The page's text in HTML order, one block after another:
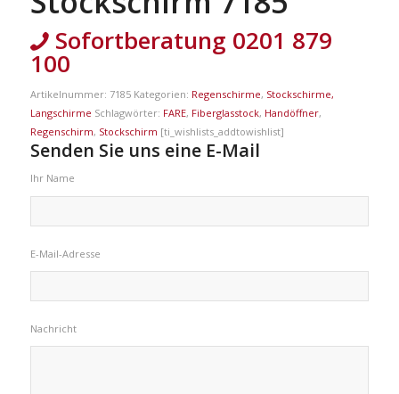
Sofortberatung 0201 879
100
Artikelnummer: 7185 Kategorien: Regenschirme, Stockschirme,
Langschirme Schlagwörter: FARE, Fiberglasstock, Handöffner,
Regenschirm, Stockschirm [ti_wishlists_addtowishlist]
Senden Sie uns eine E-Mail
Ihr Name
E-Mail-Adresse
Nachricht